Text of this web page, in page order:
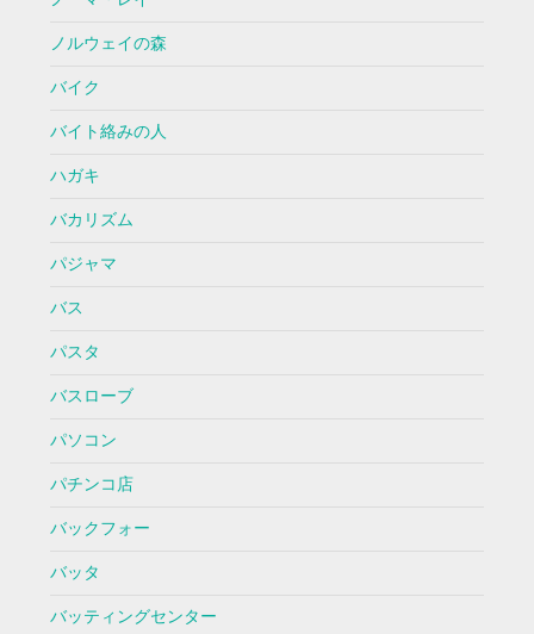
ノルウェイの森
バイク
バイト絡みの人
ハガキ
バカリズム
パジャマ
バス
パスタ
バスローブ
パソコン
パチンコ店
バックフォー
バッタ
バッティングセンター